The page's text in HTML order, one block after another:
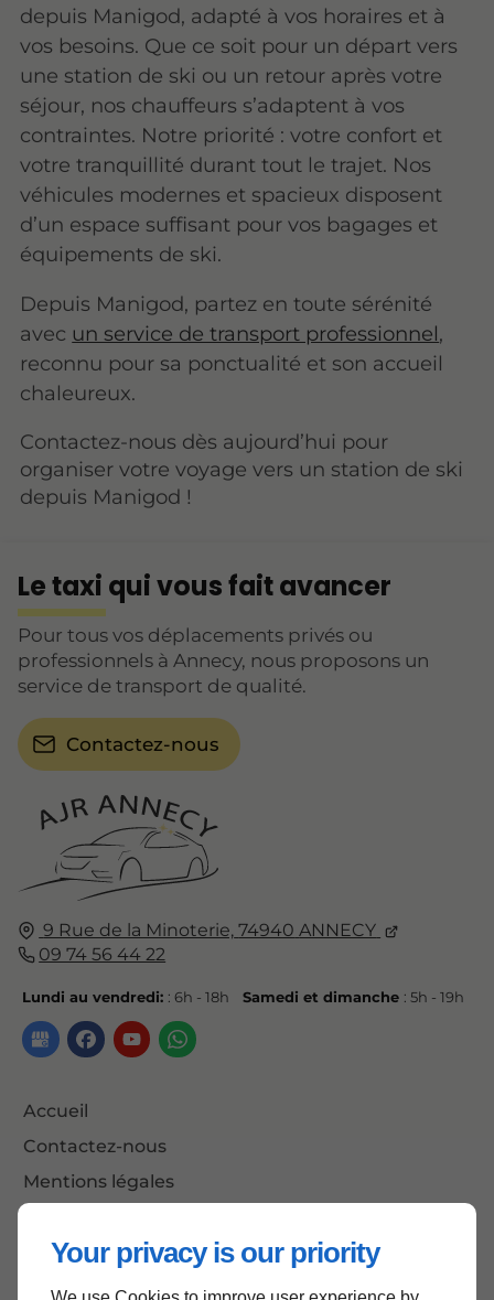
Your privacy is our priority
depuis Manigod, adapté à vos horaires et à
vos besoins. Que ce soit pour un départ vers
une station de ski ou un retour après votre
séjour, nos chauffeurs s’adaptent à vos
contraintes. Notre priorité : votre confort et
votre tranquillité durant tout le trajet. Nos
véhicules modernes et spacieux disposent
d’un espace suffisant pour vos bagages et
équipements de ski.
Depuis Manigod, partez en toute sérénité
avec un service de transport professionnel,
reconnu pour sa ponctualité et son accueil
chaleureux.
Contactez-nous dès aujourd’hui pour
organiser votre voyage vers un station de ski
depuis Manigod !
9 Rue de la Minoterie, 74940 ANNECY
09 74 56 44 22
Lundi au vendredi: : 6h - 18h Samedi et dimanche : 5h - 19h
Accueil
Contactez-nous
Mentions légales
Le taxi qui vous fait avancer
Pour tous vos déplacements privés ou
professionnels à Annecy, nous proposons un
service de transport de qualité.
Contactez-nous